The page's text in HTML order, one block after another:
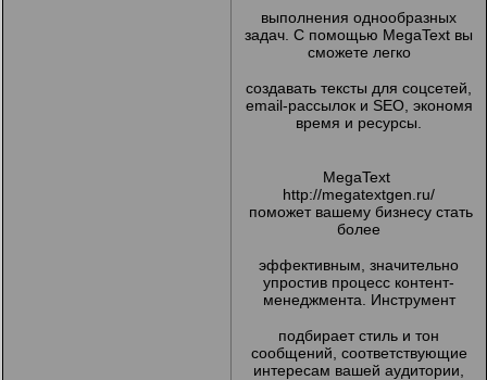
выполнения однообразных
задач. С помощью MegaText вы
сможете легко
создавать тексты для соцсетей,
email-рассылок и SEO, экономя
время и ресурсы.
MegaText
http://megatextgen.ru/
поможет вашему бизнесу стать
более
эффективным, значительно
упростив процесс контент-
менеджмента. Инструмент
подбирает стиль и тон
сообщений, соответствующие
интересам вашей аудитории,